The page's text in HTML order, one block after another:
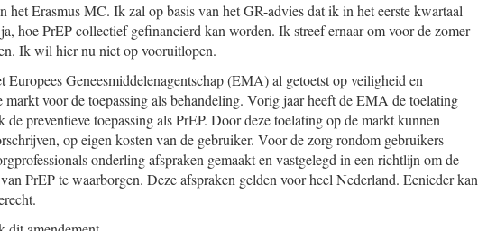
het Erasmus MC. Ik zal op basis van het GR-advies dat ik in het eerste kwartaal
hoe PrEP collectief gefinancierd kan worden. Ik streef ernaar om voor de zomer
Ik wil hier nu niet op vooruitlopen.
Geneesmiddelenagentschap (EMA) al getoetst op veiligheid en
markt voor de toepassing als behandeling. Vorig jaar heeft de EMA de toelating
preventieve toepassing als PrEP. Door deze toelating op de markt kunnen
op eigen kosten van de gebruiker. Voor de zorg rondom gebruikers
onderling afspraken gemaakt en vastgelegd in een richtlijn om de
PrEP te waarborgen. Deze afspraken gelden voor heel Nederland. Eenieder kan